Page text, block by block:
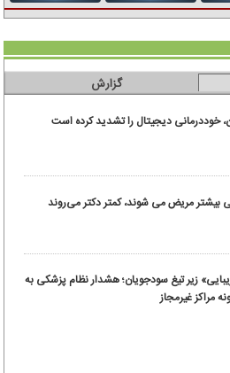
گزارش
خوددرمانی دیجیتال را تشدید کرده است
بیشتر مریض می شوند، کمتر دکتر می‌روند
زیر تیغ سودجویان؛ هشدار نظام پزشکی به
مراکز غیرمجاز